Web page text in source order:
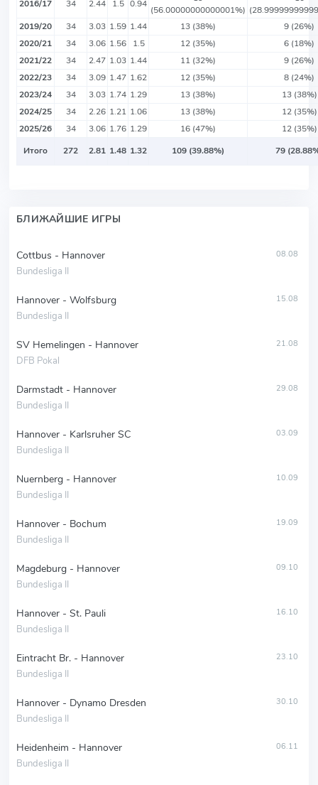
2016/17 34 2.44 1.5 0.94
(56.00000000000001%)
2019/20
34 3.03 1.59 1.44 13 (38%)
9 (26%)
2020/21
34 3.06 1.56 1.5 12 (35%)
6 (18%)
2021/22
34 2.47 1.03 1.44 11 (32%)
9 (26%)
2022/23
34 3.09 1.47 1.62 12 (35%)
8 (24%)
2023/24
34 3.03 1.74 1.29 13 (38%)
13 (38%)
2024/25
34 2.26 1.21 1.06 13 (38%)
12 (35%)
2025/26
34 3.06 1.76 1.29 16 (47%)
12 (35%)
Итого
272 2.81 1.48 1.32 109 (39.88%) 79
БЛИЖАЙШИЕ ИГРЫ
Cottbus - Hannover
Bundesliga II
08.08
Hannover - Wolfsburg
Bundesliga II
15.08
SV Hemelingen - Hannover
DFB Pokal
21.08
Darmstadt - Hannover
Bundesliga II
29.08
Hannover - Karlsruher SC
Bundesliga II
03.09
Nuernberg - Hannover
Bundesliga II
10.09
Hannover - Bochum
Bundesliga II
19.09
Magdeburg - Hannover
Bundesliga II
09.10
Hannover - St. Pauli
Bundesliga II
16.10
Eintracht Br. - Hannover
Bundesliga II
23.10
Hannover - Dynamo Dresden
Bundesliga II
30.10
Heidenheim - Hannover
Bundesliga II
06.11